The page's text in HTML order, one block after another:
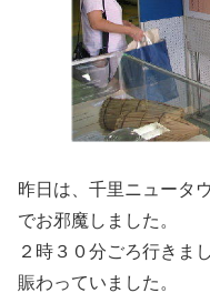
昨日は、千里ニュータ
でお邪魔しました。
２時３０分ごろ行きま
賑わっていました。